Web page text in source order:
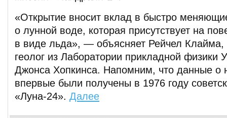
«Открытие вносит вклад в быстро
о лунной воде, которая присутствует на
в виде льда», — объясняет Рейчел Клайма,
геолог из Лаборатории прикладной физики
Джонса Хопкинса. Напомним, что данные о
впервые были получены в 1976 году
«Луна-24». Далее